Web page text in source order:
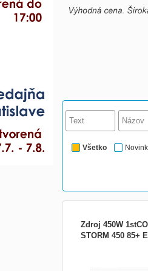
Všetko
Zdroj 450W
STORM 450 85+